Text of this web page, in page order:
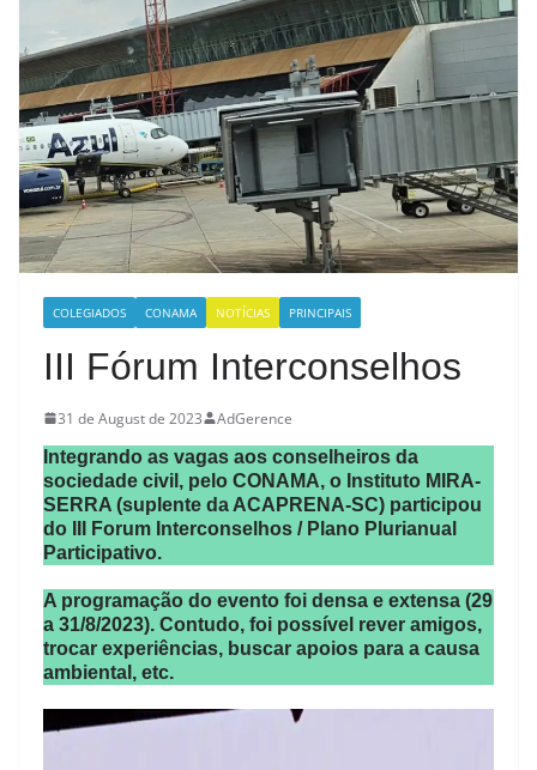
COLEGIADOS CONAMA NOTÍCIAS PRINCIPAIS
III Fórum Interconselhos
31 de August de 2023
AdGerence
Integrando as vagas aos conselheiros da
sociedade civil, pelo CONAMA, o Instituto MIRA-
SERRA (suplente da ACAPRENA-SC) participou
do III Forum Interconselhos / Plano Plurianual
Participativo.
A programação do evento foi densa e extensa (29
a 31/8/2023). Contudo, foi possível rever amigos,
trocar experiências, buscar apoios para a causa
ambiental, etc.